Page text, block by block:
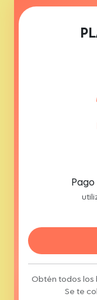
Pago
Obtén todos los
Se te